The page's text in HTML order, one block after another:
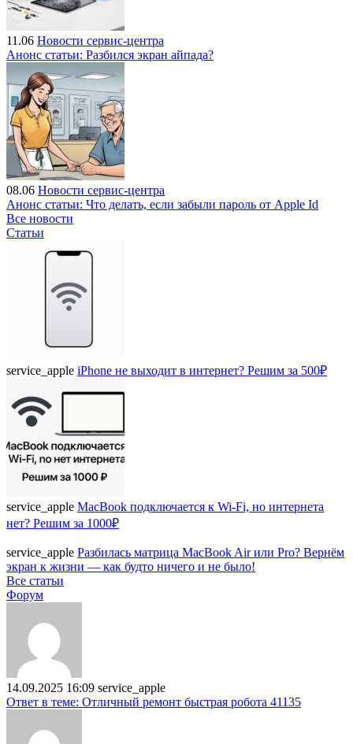
11.06 Новости сервис-центра
Анонс статьи: Разбился экран айпада?
08.06 Новости сервис-центра
Анонс статьи: Что делать, если забыли пароль от Apple Id
Все новости
Статьи
service_apple iPhone не выходит в интернет? Решим за 500₽
service_apple MacBook подключается к Wi-Fi, но интернета
нет? Решим за 1000₽
service_apple Разбилась матрица MacBook Air или Pro? Вернём
экран к жизни — как будто ничего и не было!
Все статьи
Форум
14.09.2025 16:09 service_apple
Ответ в теме: Отличный ремонт быстрая робота 41135